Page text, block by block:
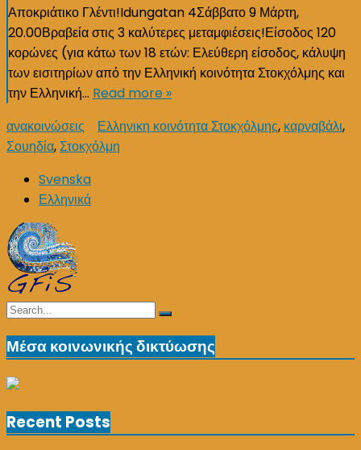
Αποκριάτικο Γλέντι!Idungatan 4Σάββατο 9 Μάρτη,
20.00Βραβεία στις 3 καλύτερες μεταμφιέσεις!Είσοδος 120
κορώνες (για κάτω των 18 ετών: Ελεύθερη είσοδος, κάλυψη
των εισιτηρίων από την Ελληνική κοινότητα Στοκχόλμης και
την Ελληνική… Read more »
ανακοινώσεις
Ελληνικη κοινότητα Στοκχόλμης, καρναβάλι,
Σουηδία,Στοκχόλμη
Svenska
Ελληνικά
Search
Search
Μέσα κοινωνικής δικτύωσης
Recent Posts